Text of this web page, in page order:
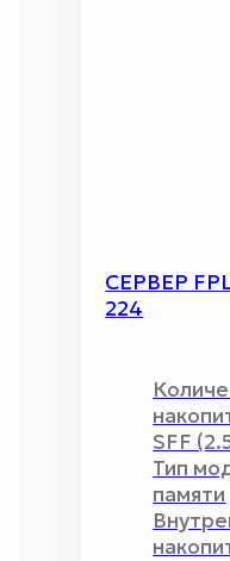
СЕРВЕР
224
SFF
Тип
памяти